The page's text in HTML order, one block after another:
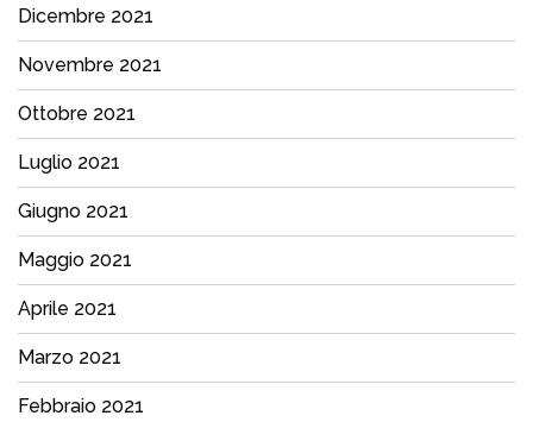
Dicembre 2021
Novembre 2021
Ottobre 2021
Luglio 2021
Giugno 2021
Maggio 2021
Aprile 2021
Marzo 2021
Febbraio 2021